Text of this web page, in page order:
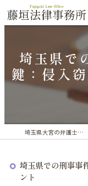
埼玉県で
鍵：侵入
埼玉県大宮の弁護士なら藤垣法律事務所
埼玉県での刑事事
ント